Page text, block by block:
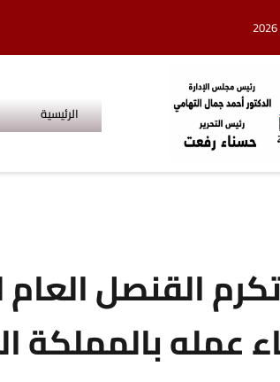
الرئيسية
القنصل
عمله بالمملكة